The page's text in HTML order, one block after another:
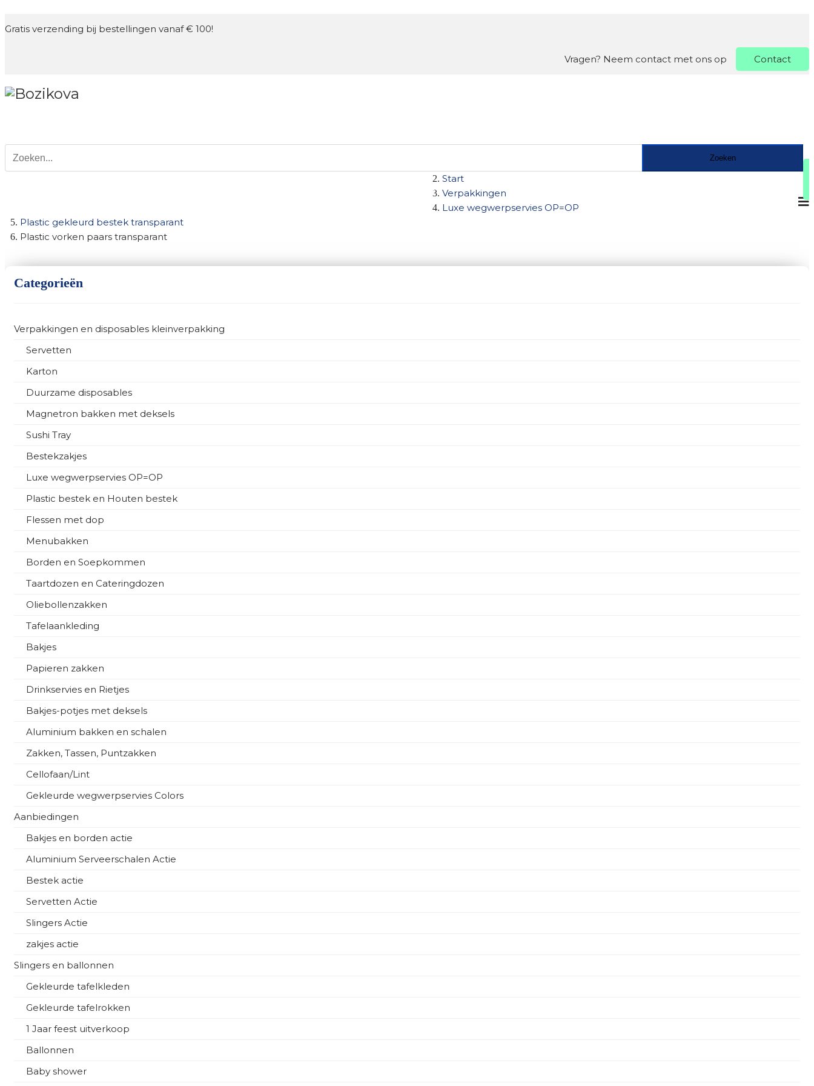
Gratis verzending bij bestellingen vanaf € 100!
Vragen? Neem contact met ons op Contact
Zoeken
Groothandel
Start
Verpakkingen
Luxe wegwerpservies OP=OP
Plastic gekleurd bestek transparant
Plastic vorken paars transparant
Categorieën
Verpakkingen en disposables kleinverpakking
Servetten
Karton
Duurzame disposables
Magnetron bakken met deksels
Sushi Tray
Bestekzakjes
Luxe wegwerpservies OP=OP
Plastic bestek en Houten bestek
Flessen met dop
Menubakken
Borden en Soepkommen
Taartdozen en Cateringdozen
Oliebollenzakken
Tafelaankleding
Bakjes
Papieren zakken
Drinkservies en Rietjes
Bakjes-potjes met deksels
Aluminium bakken en schalen
Zakken, Tassen, Puntzakken
Cellofaan/Lint
Gekleurde wegwerpservies Colors
Aanbiedingen
Bakjes en borden actie
Aluminium Serveerschalen Actie
Bestek actie
Servetten Actie
Slingers Actie
zakjes actie
Slingers en ballonnen
Gekleurde tafelkleden
Gekleurde tafelrokken
1 Jaar feest uitverkoop
Ballonnen
Baby shower